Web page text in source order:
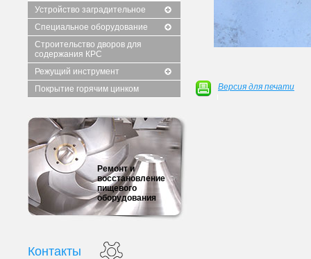
Устройство заградительное
Специальное оборудование
Строительство дворов для
содержания КРС
Режущий инструмент
Покрытие горячим цинком
Ремонт и
восстановление
пищевого
оборудования
Контакты
Версия для печати